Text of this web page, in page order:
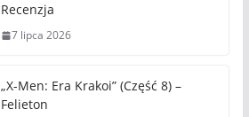
Recenzja
7 lipca 2026
„X-Men: Era Krakoi” (Część 8) –
Felieton